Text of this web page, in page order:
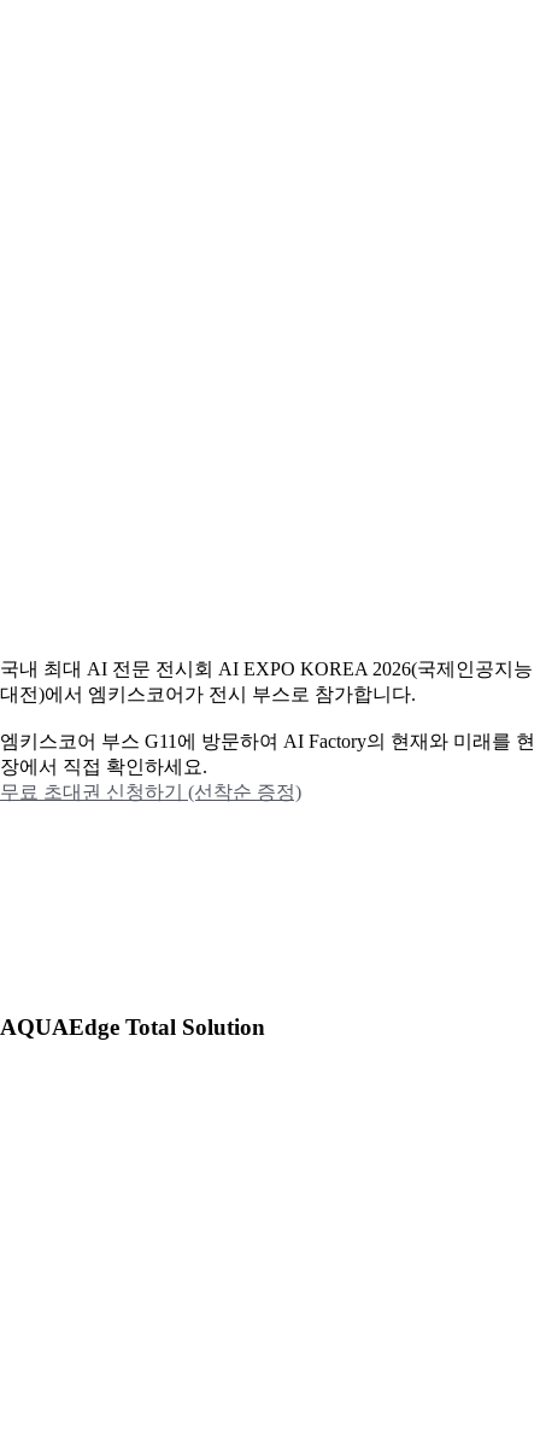
국내 최대 AI 전문 전시회 AI EXPO KOREA 2026(국제인공지능
대전)에서 엠키스코어가 전시 부스로 참가합니다.
엠키스코어 부스 G11에 방문하여 AI Factory의 현재와 미래를 현
장에서 직접 확인하세요.
무료 초대권 신청하기 (선착순 증정)
AQUAEdge Total Solution